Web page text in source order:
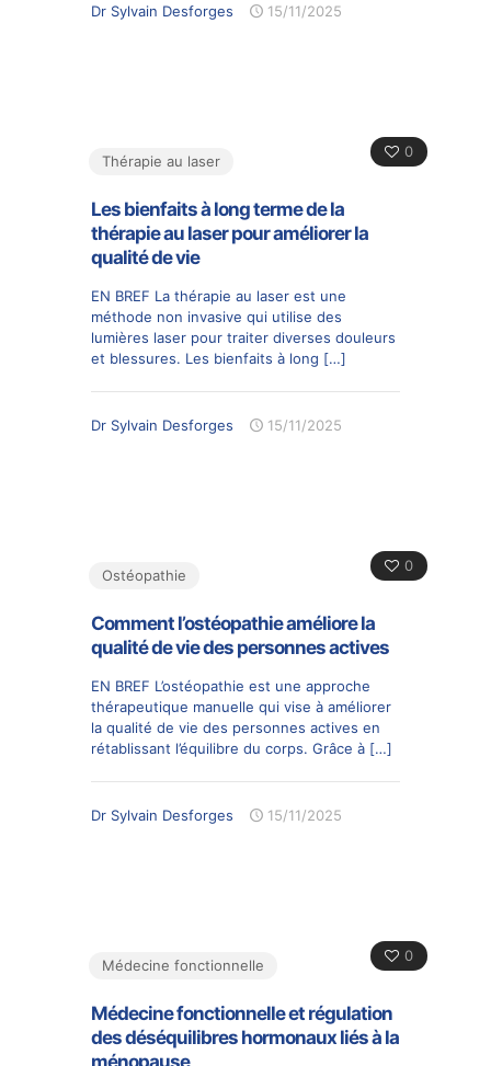
Dr Sylvain Desforges 15/11/2025
0
Thérapie au laser
Les bienfaits à long terme de la
thérapie au laser pour améliorer la
qualité de vie
EN BREF La thérapie au laser est une
méthode non invasive qui utilise des
lumières laser pour traiter diverses douleurs
et blessures. Les bienfaits à long […]
Dr Sylvain Desforges 15/11/2025
0
Ostéopathie
Comment l’ostéopathie améliore la
qualité de vie des personnes actives
EN BREF L’ostéopathie est une approche
thérapeutique manuelle qui vise à améliorer
la qualité de vie des personnes actives en
rétablissant l’équilibre du corps. Grâce à […]
Dr Sylvain Desforges 15/11/2025
0
Médecine fonctionnelle
Médecine fonctionnelle et régulation
des déséquilibres hormonaux liés à la
ménopause